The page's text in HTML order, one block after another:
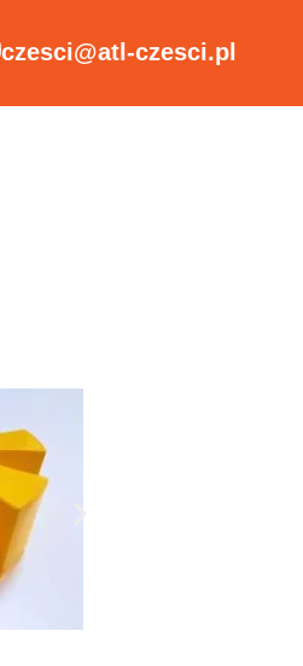
czesci@atl-czesci.pl